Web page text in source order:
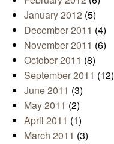
January 2012 (5)
December 2011 (4)
November 2011 (6)
October 2011 (8)
September 2011 (12)
June 2011 (3)
May 2011 (2)
April 2011 (1)
March 2011 (3)